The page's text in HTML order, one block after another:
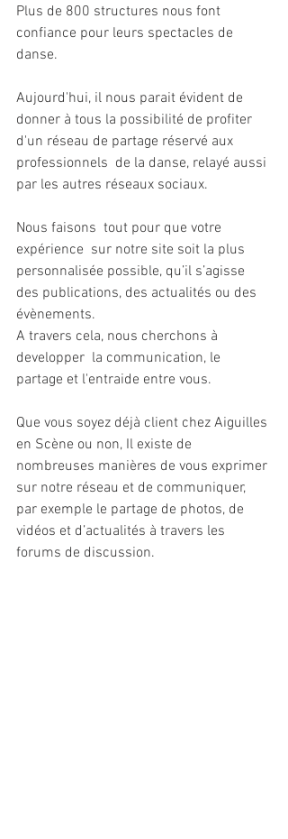
Plus de 800 structures nous font
confiance pour leurs spectacles de
danse.
Aujourd'hui, il nous parait évident de
donner à tous la possibilité de profiter
d'un réseau de partage réservé aux
professionnels  de la danse, relayé aussi
par les autres réseaux sociaux.
Nous faisons  tout pour que votre
expérience  sur notre site soit la plus
personnalisée possible, qu’il s’agisse
des publications, des actualités ou des
évènements.
A travers cela, nous cherchons à
developper  la communication, le
partage et l'entraide entre vous.
Que vous soyez déjà client chez Aiguilles
en Scène ou non, Il existe de
nombreuses manières de vous exprimer
sur notre réseau et de communiquer,
par exemple le partage de photos, de
vidéos et d’actualités à travers les
forums de discussion.